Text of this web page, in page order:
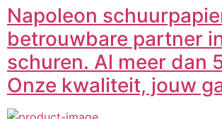
Napoleon
betrouwbare partner
schuren. Al meer dan
Onze kwaliteit, jouw